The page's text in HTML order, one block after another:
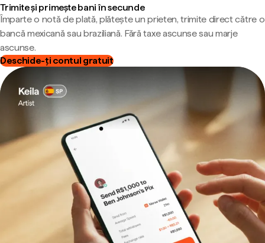
Trimite și primește bani în secunde
Împarte o notă de plată, plătește un prieten, trimite direct către o
bancă mexicană sau braziliană. Fără taxe ascunse sau marje
ascunse.
Deschide-ți contul gratuit